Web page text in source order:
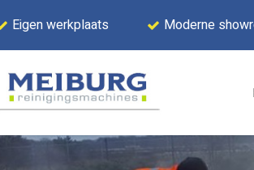
Eigen werkplaats Moderne